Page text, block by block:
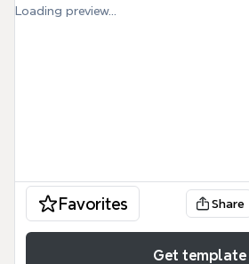
Loading preview...
Favorites Share
Get template